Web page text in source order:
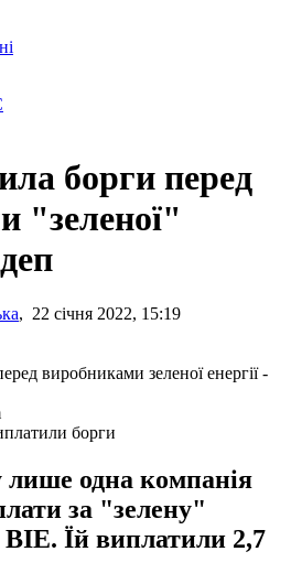
борги перед
"зеленої"
, 22 січня 2022, 15:19
борги
лише одна компанія
за "зелену"
Їй виплатили 2,7